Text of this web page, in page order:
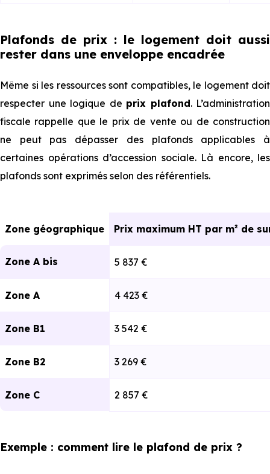
Plafonds de prix : le logement doit aussi
rester dans une enveloppe encadrée
Même si les ressources sont compatibles, le logement doit
respecter une logique de prix plafond. L’administration
fiscale rappelle que le prix de vente ou de construction
ne peut pas dépasser des plafonds applicables à
certaines opérations d’accession sociale. Là encore, les
plafonds sont exprimés selon des référentiels.
Zone géographique Prix maximum HT par m² de
Zone A bis 5 837 €
Zone A 4 423 €
Zone B1 3 542 €
Zone B2 3 269 €
Zone C 2 857 €
Exemple : comment lire le plafond de prix ?